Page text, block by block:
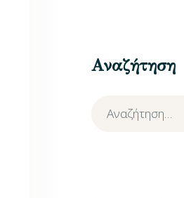
Αναζήτηση
Αναζήτηση
για: